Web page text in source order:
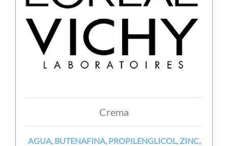
Crema
AGUA, BUTENAFINA, PROPILENGLICOL, ZINC,